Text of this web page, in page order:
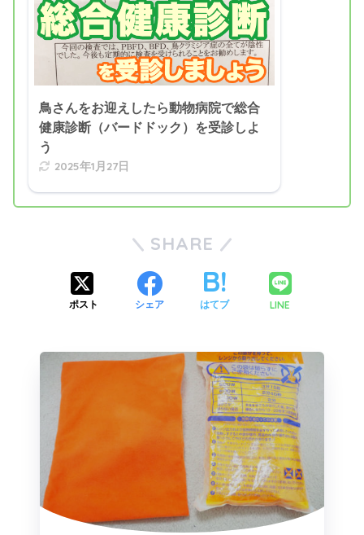
鳥さんをお迎えしたら動物病院で総合
健康診断（バードドック）を受診しよ
う
2025年1月27日
SHARE
ポスト シェア はてブ LINE